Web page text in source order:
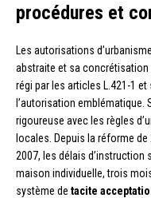
procédures et
Les autorisations
abstraite et sa concrétisation
régi par les articles L.421-1 et
l’autorisation emblématique.
rigoureuse avec les règles
locales. Depuis la réforme de
2007, les délais d’instruction
maison individuelle, trois
système de tacite